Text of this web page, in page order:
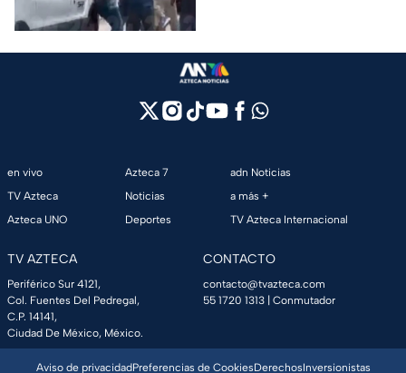
en vivo
TV Azteca
Azteca UNO
Azteca 7
Noticias
Deportes
adn Noticias
a más +
TV Azteca Internacional
TV AZTECA
Periférico Sur 4121,
Col. Fuentes Del Pedregal,
C.P. 14141,
Ciudad De México, México.
CONTACTO
contacto@tvazteca.com
55 1720 1313 | Conmutador
Aviso de privacidadPreferencias de CookiesDerechosInversionistas